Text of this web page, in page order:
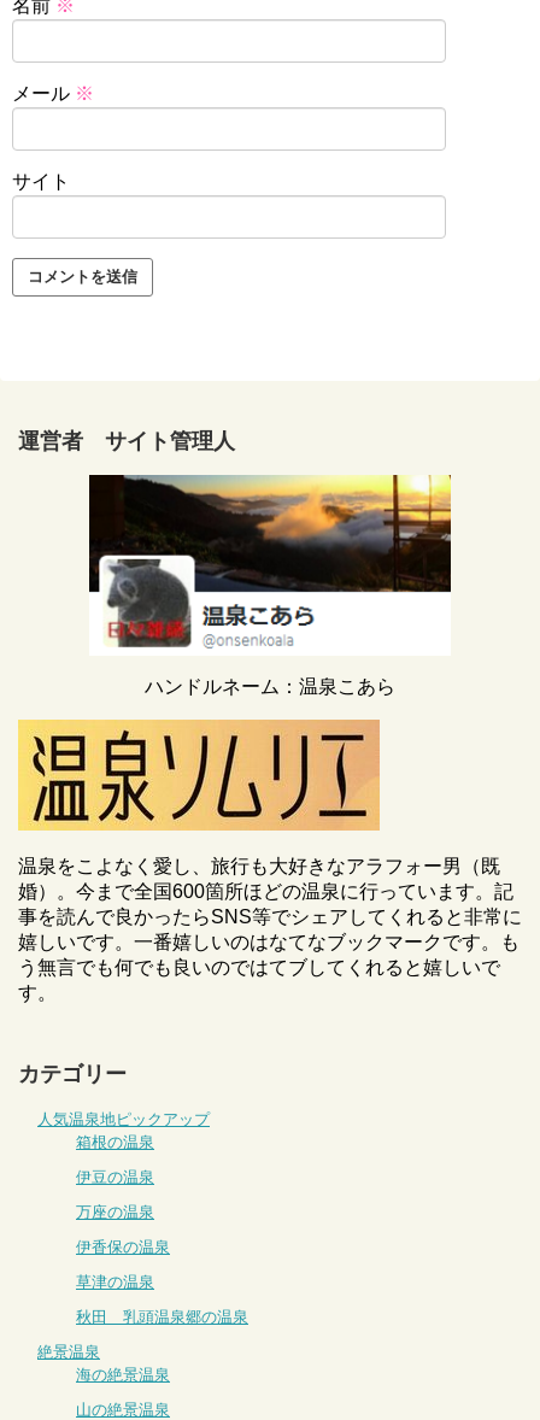
名前 ※
メール ※
サイト
運営者 サイト管理人
ハンドルネーム：温泉こあら
温泉をこよなく愛し、旅行も大好きなアラフォー男（既
婚）。今まで全国600箇所ほどの温泉に行っています。記
事を読んで良かったらSNS等でシェアしてくれると非常に
嬉しいです。一番嬉しいのはなてなブックマークです。も
う無言でも何でも良いのではてブしてくれると嬉しいで
す。
カテゴリー
人気温泉地ピックアップ
箱根の温泉
伊豆の温泉
万座の温泉
伊香保の温泉
草津の温泉
秋田 乳頭温泉郷の温泉
絶景温泉
海の絶景温泉
山の絶景温泉